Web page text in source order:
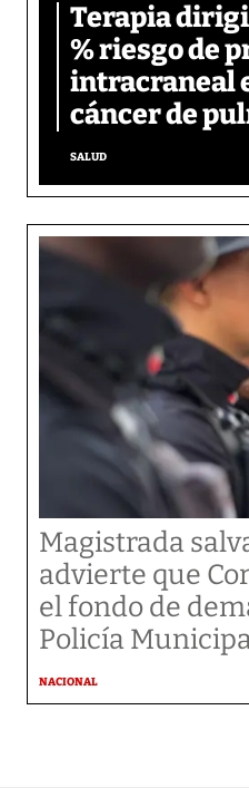
Terapia
% riesgo de
intracraneal
cáncer de
SALUD
Magistrada
advierte que
el fondo de
Policía
NACIONAL